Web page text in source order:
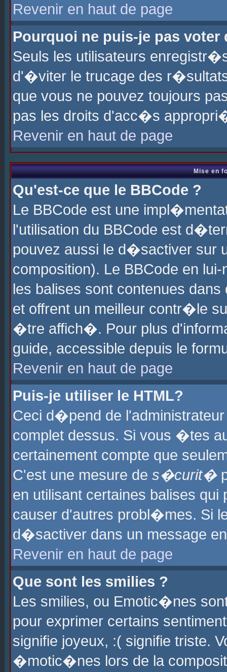
Revenir en haut de page
Pourquoi ne puis-je pas voter
Seuls les utilisateurs
d'�viter le trucage des
que vous ne pouvez toujours
pas les droits d'acc�s
Revenir en haut de page
Mise en
Qu'est-ce que le BBCode ?
Le BBCode est une
l'utilisation du BBCode est
pouvez aussi le d�sactiver sur
composition). Le BBCode en
les balises sont contenues
et offrent un meilleur contr�le
�tre affich�. Pour plus
guide, accessible depuis le
Revenir en haut de page
Puis-je utiliser le HTML?
Ceci d�pend de
complet dessus. Si vous �tes
certainement compte que
C'est une mesure de s�curit�
en utilisant certaines balises
causer d'autres probl�mes. Si
d�sactiver dans un message
Revenir en haut de page
Que sont les smilies ?
Les smilies, ou Emotic�nes
pour exprimer certains
signifie joyeux, :( signifie triste.
�motic�nes lors de la